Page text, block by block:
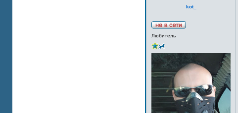
kot_
Любитель